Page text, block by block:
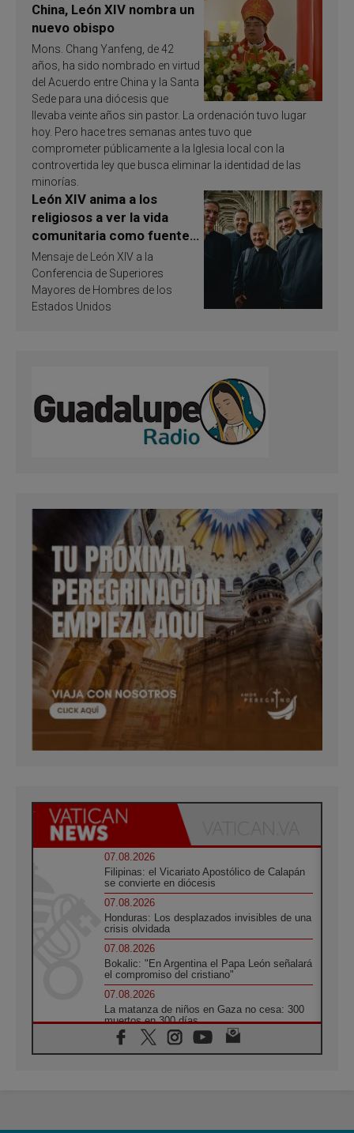
China, León XIV nombra un
nuevo obispo
Mons. Chang Yanfeng, de 42
años, ha sido nombrado en virtud
del Acuerdo entre China y la Santa
Sede para una diócesis que
llevaba veinte años sin pastor. La ordenación tuvo lugar
hoy. Pero hace tres semanas antes tuvo que
comprometer públicamente a la Iglesia local con la
controvertida ley que busca eliminar la identidad de las
minorías.
León XIV anima a los
religiosos a ver la vida
comunitaria como fuente
de inspiración y
santificación
Mensaje de León XIV a la
Conferencia de Superiores
Mayores de Hombres de los
Estados Unidos
07.08.2026
Filipinas: el Vicariato Apostólico de Calapán
se convierte en diócesis
07.08.2026
Honduras: Los desplazados invisibles de una
crisis olvidada
07.08.2026
Bokalic: "En Argentina el Papa León señalará
el compromiso del cristiano"
07.08.2026
La matanza de niños en Gaza no cesa: 300
muertos en 300 días
07.08.2026
Tagle: La guerra desfigura el mundo, solo la